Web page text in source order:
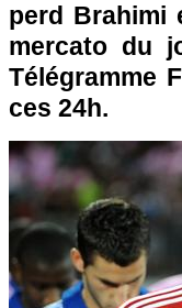
perd Brahimi
mercato du
Télégramme
ces 24h.